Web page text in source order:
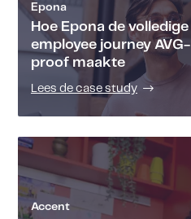
Epona
Hoe Epona de volledige
employee journey AVG-
proof maakte
Lees de case study
Accent